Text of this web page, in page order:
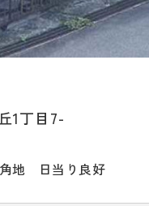
1丁目7-
地 日当り良好